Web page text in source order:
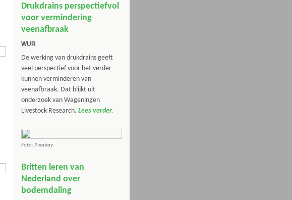
Drukdrains perspectiefvol
voor vermindering
veenafbraak
WUR
De werking van drukdrains geeft
veel perspectief voor het verder
kunnen verminderen van
veenafbraak. Dat blijkt uit
onderzoek van Wageningen
Livestock Research. Lees verder.
Foto: Pixabay
Britten leren van
Nederland over
bodemdaling